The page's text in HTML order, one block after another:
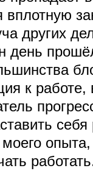
вплотную
других
день
к работе,
себя